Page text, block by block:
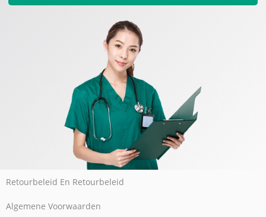
Retourbeleid En Retourbeleid
Algemene Voorwaarden